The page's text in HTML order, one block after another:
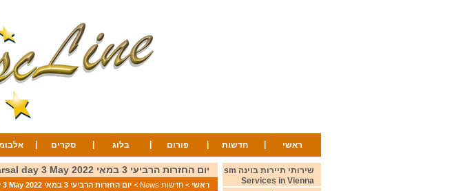
ראשי חדשות פורום בלוג סקרים
יום החזרות הרביעי 3 במאי 2022 The fourth rehearsal day 3 May
ראשי > חדשות News > יום החזרות הרביעי 3 במאי 2022 The fourth rehearsal day 3 May
שירותי תיירות בוינה sm
Services in Vienna